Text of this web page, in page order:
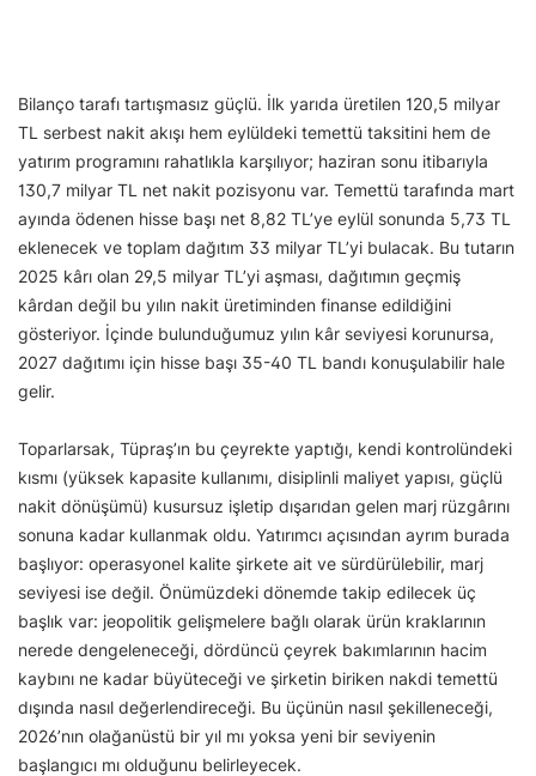
Bilanço tarafı tartışmasız güçlü. İlk yarıda üretilen 120,5 milyar
TL serbest nakit akışı hem eylüldeki temettü taksitini hem de
yatırım programını rahatlıkla karşılıyor; haziran sonu itibarıyla
130,7 milyar TL net nakit pozisyonu var. Temettü tarafında mart
ayında ödenen hisse başı net 8,82 TL’ye eylül sonunda 5,73 TL
eklenecek ve toplam dağıtım 33 milyar TL’yi bulacak. Bu tutarın
2025 kârı olan 29,5 milyar TL’yi aşması, dağıtımın geçmiş
kârdan değil bu yılın nakit üretiminden finanse edildiğini
gösteriyor. İçinde bulunduğumuz yılın kâr seviyesi korunursa,
2027 dağıtımı için hisse başı 35-40 TL bandı konuşulabilir hale
gelir.
Toparlarsak, Tüpraş’ın bu çeyrekte yaptığı, kendi kontrolündeki
kısmı (yüksek kapasite kullanımı, disiplinli maliyet yapısı, güçlü
nakit dönüşümü) kusursuz işletip dışarıdan gelen marj rüzgârını
sonuna kadar kullanmak oldu. Yatırımcı açısından ayrım burada
başlıyor: operasyonel kalite şirkete ait ve sürdürülebilir, marj
seviyesi ise değil. Önümüzdeki dönemde takip edilecek üç
başlık var: jeopolitik gelişmelere bağlı olarak ürün kraklarının
nerede dengeleneceği, dördüncü çeyrek bakımlarının hacim
kaybını ne kadar büyüteceği ve şirketin biriken nakdi temettü
dışında nasıl değerlendireceği. Bu üçünün nasıl şekilleneceği,
2026’nın olağanüstü bir yıl mı yoksa yeni bir seviyenin
başlangıcı mı olduğunu belirleyecek.